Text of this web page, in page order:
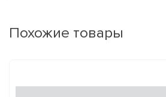
Похожие товары